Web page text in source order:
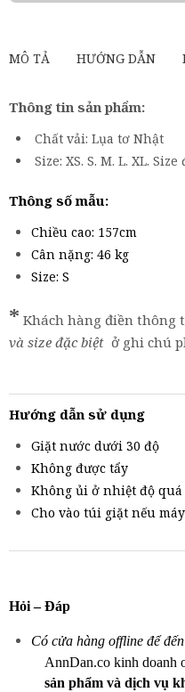
MÔ TẢ HƯỚNG DẪN
Thông tin sản phẩm:
Chất vải: Lụa tơ Nhật
Size: XS. S. M. L. XL.
Thông số mẫu:
Chiều cao: 157cm
Cân nặng: 46 kg
Size: S
* Khách hàng điền thông
và size đặc biệt ở ghi chú
Hướng dẫn sử dụng
Giặt nước dưới 30 độ
Không được tẩy
Không ủi ở nhiệt độ quá
Cho vào túi giặt nếu
Hỏi – Đáp
Có cửa hàng offline để
AnnDan.co kinh doanh
sản phẩm và dịch vụ